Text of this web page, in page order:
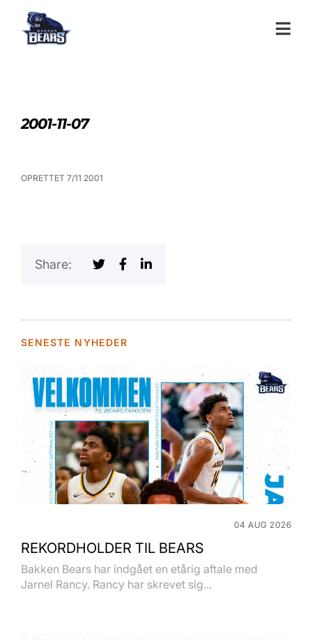
2001-11-07
OPRETTET 7/11 2001
Share:
SENESTE NYHEDER
04 AUG 2026
REKORDHOLDER TIL BEARS
Bakken Bears har indgået en etårig aftale med
Jarnel Rancy. Rancy har skrevet sig...